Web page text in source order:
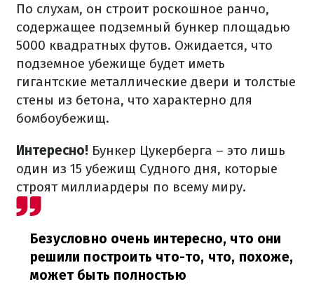
По слухам, он строит роскошное ранчо,
содержащее подземный бункер площадью
5000 квадратных футов. Ожидается, что
подземное убежище будет иметь
гигантские металлические двери и толстые
стены из бетона, что характерно для
бомбоубежищ.
Интересно! Бункер Цукерберга – это лишь
один из 15 убежищ Судного дня, которые
строят миллиардеры по всему миру.
Безусловно очень интересно, что они
решили построить что-то, что, похоже,
может быть полностью